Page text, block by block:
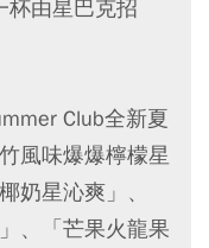
由星巴克招
Club全新夏
風味爆爆檸檬星
奶星沁爽」​、
、「芒果火龍果